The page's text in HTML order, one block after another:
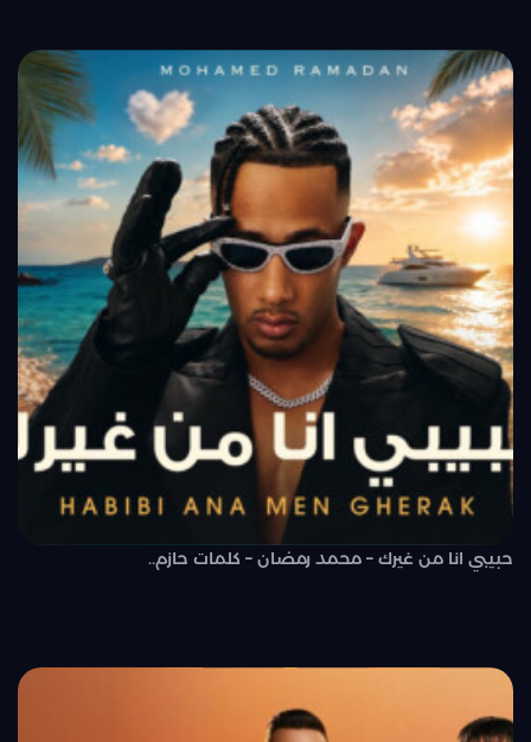
حبيبي انا من غيرك – محمد رمضان – كلمات حازم..